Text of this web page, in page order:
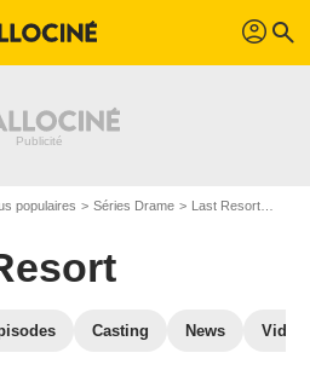
profil search
populaires Séries Drame Last Resort
Casting News